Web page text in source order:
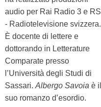
audio per Rai Radio 3 e RSI
- Radiotelevisione svizzera.
È docente di lettere e
dottorando in Letterature
Comparate presso
l’Università degli Studi di
Sassari. Albergo Savoia è il
suo romanzo d’esordio.